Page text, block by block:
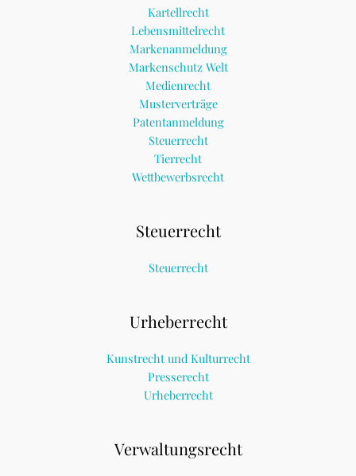
Kartellrecht
Lebensmittelrecht
Markenanmeldung
Markenschutz Welt
Medienrecht
Musterverträge
Patentanmeldung
Steuerrecht
Tierrecht
Wettbewerbsrecht
Steuerrecht
Steuerrecht
Urheberrecht
Kunstrecht und Kulturrecht
Presserecht
Urheberrecht
Verwaltungsrecht